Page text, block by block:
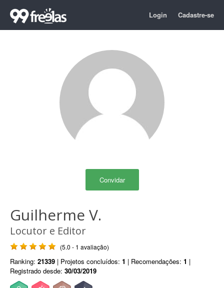
Login Cadastre-se
Convidar
Guilherme V.
Locutor e Editor
(5.0 - 1 avaliação)
Ranking: 21339 | Projetos concluídos: 1 | Recomendações: 1 |
Registrado desde: 30/03/2019